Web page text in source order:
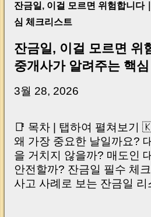
잔금일, 이걸 모르면 위험합니다
심 체크리스트
잔금일, 이걸 모르면 위
중개사가 알려주는 핵
3월 28, 2026
📑 목차 | 탭하여 펼쳐보기
왜 가장 중요한 날일까요?
을 거치지 않을까? 매도인
안전할까? 잔금일 필수 체
사고 사례로 보는 잔금일